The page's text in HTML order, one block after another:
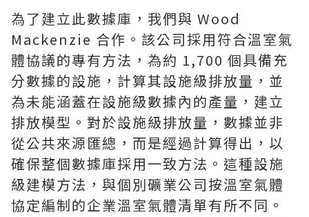
為了建立此數據庫，我們與 Wood
Mackenzie 合作。該公司採用符合溫室氣
體協議的專有方法，為約 1,700 個具備充
分數據的設施，計算其設施級排放量，並
為未能涵蓋在設施級數據內的產量，建立
排放模型。對於設施級排放量，數據並非
從公共來源匯總，而是經過計算得出，以
確保整個數據庫採用一致方法。這種設施
級建模方法，與個別礦業公司按溫室氣體
協定編制的企業溫室氣體清單有所不同。